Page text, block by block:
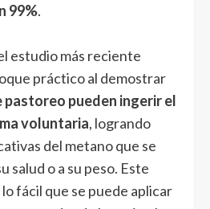
99%.
estudio más reciente
práctico al demostrar
pastoreo pueden ingerir el
voluntaria, logrando
del metano que se
salud o a su peso. Este
fácil que se puede aplicar